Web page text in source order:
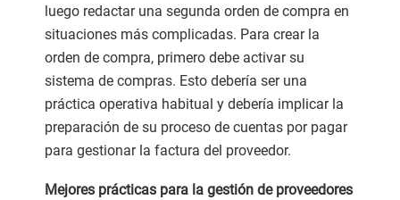
luego redactar una segunda orden de compra en
situaciones más complicadas. Para crear la
orden de compra, primero debe activar su
sistema de compras. Esto debería ser una
práctica operativa habitual y debería implicar la
preparación de su proceso de cuentas por pagar
para gestionar la factura del proveedor.
Mejores prácticas para la gestión de proveedores